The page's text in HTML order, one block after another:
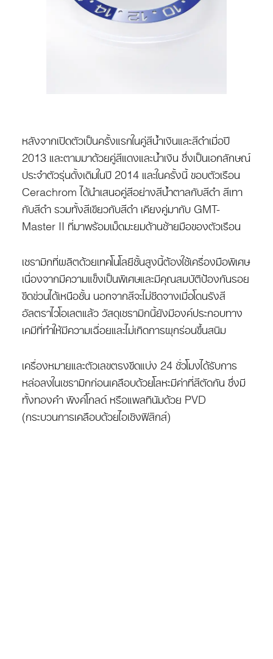
หลังจากเปิดตัวเป็นครั้งแรกในคู่สีน้ำเงินและสีดำเมื่อปี
2013 และตามมาด้วยคู่สีแดงและน้ำเงิน ซึ่งเป็นเอกลักษณ์
ประจำตัวรุ่นดั้งเดิมในปี 2014 และในครั้งนี้ ขอบตัวเรือน
Cerachrom ได้นำเสนอคู่สีอย่างสีน้ำตาลกับสีดำ สีเทา
กับสีดำ รวมทั้งสีเขียวกับสีดำ เคียงคู่มากับ GMT-
Master II ที่มาพร้อมเม็ดมะยมด้านซ้ายมือของตัวเรือน
เซรามิกที่ผลิตด้วยเทคโนโลยีชั้นสูงนี้ต้องใช้เครื่องมือพิเศษ
เนื่องจากมีความแข็งเป็นพิเศษและมีคุณสมบัติป้องกันรอย
ขีดข่วนได้เหนือชั้น นอกจากสีจะไม่ซีดจางเมื่อโดนรังสี
อัลตราไวโอเลตแล้ว วัสดุเซรามิกนี้ยังมีองค์ประกอบทาง
เคมีที่ทำให้มีความเฉื่อยและไม่เกิดการผุกร่อนขึ้นสนิม
เครื่องหมายและตัวเลขตรงขีดแบ่ง 24 ชั่วโมงได้รับการ
หล่อลงในเซรามิกก่อนเคลือบด้วยโลหะมีค่าที่สีตัดกัน ซึ่งมี
ทั้งทองคำ พิงค์โกลด์ หรือแพลทินัมด้วย PVD
(กระบวนการเคลือบด้วยไอเชิงฟิสิกส์)